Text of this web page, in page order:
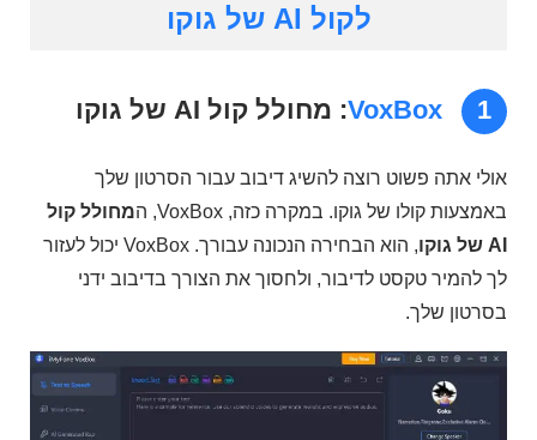
לקול AI של גוקו
1
VoxBox: מחולל קול AI של גוקו
אולי אתה פשוט רוצה להשיג דיבוב עבור הסרטון שלך
באמצעות קולו של גוקו. במקרה כזה, VoxBox, ה
מחולל קול
AI של גוקו
, הוא הבחירה הנכונה עבורך. VoxBox יכול לעזור
לך להמיר טקסט לדיבור, ולחסוך את הצורך בדיבוב ידני
בסרטון שלך.